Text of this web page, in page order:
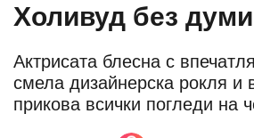
Холивуд без думи
Актрисата блесна с
смела дизайнерска рокля и
прикова всички погледи на